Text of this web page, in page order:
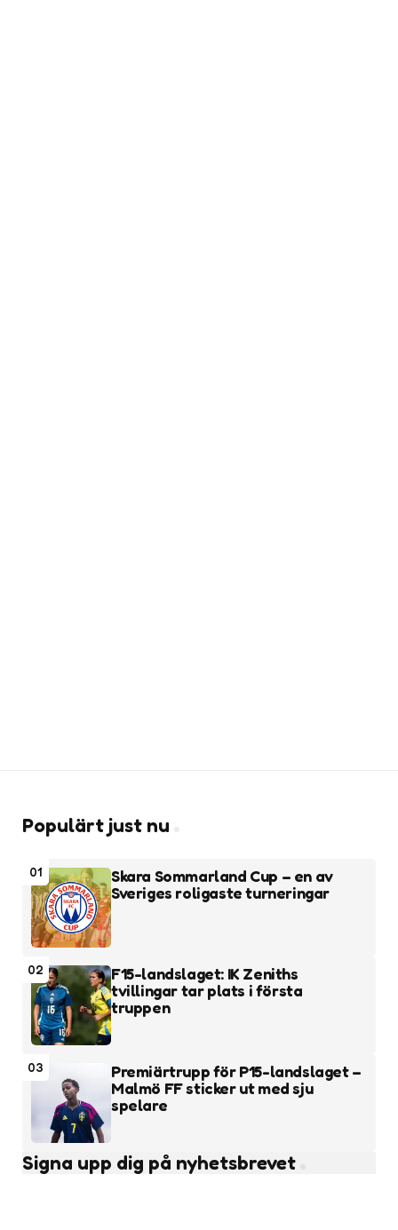
Populärt just nu
01
Skara Sommarland Cup – en av
Sveriges roligaste turneringar
02
F15-landslaget: IK Zeniths
tvillingar tar plats i första
truppen
03
Premiärtrupp för P15-landslaget –
Malmö FF sticker ut med sju
spelare
Signa upp dig på nyhetsbrevet